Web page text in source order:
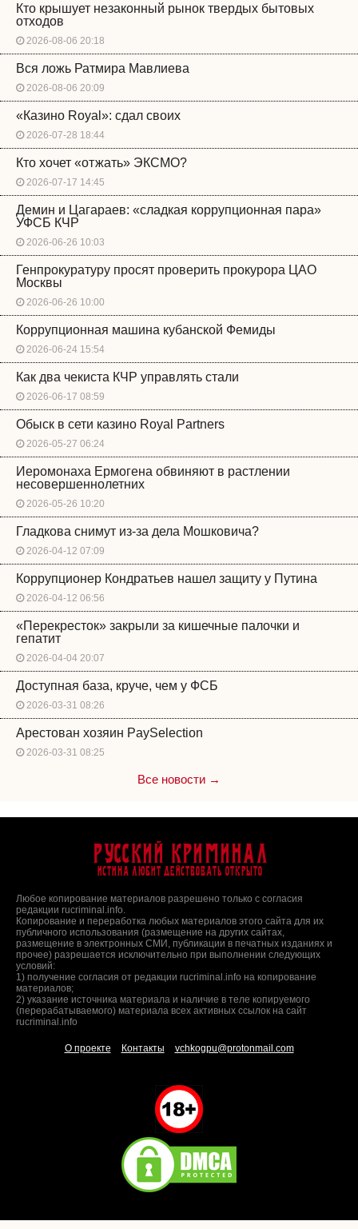
Кто крышует незаконный рынок твердых бытовых
отходов
2026-08-06 20:18
Вся ложь Ратмира Мавлиева
2026-08-06 20:09
«Казино Royal»: сдал своих
2026-07-28 18:44
Кто хочет «отжать» ЭКСМО?
2026-07-17 14:45
Демин и Цагараев: «сладкая коррупционная пара»
УФСБ КЧР
2026-06-26 10:03
Генпрокуратуру просят проверить прокурора ЦАО
Москвы
2026-06-26 10:00
Коррупционная машина кубанской Фемиды
2026-06-24 15:54
Как два чекиста КЧР управлять стали
2026-06-17 08:59
Обыск в сети казино Royal Partners
2026-05-27 06:24
Иеромонаха Ермогена обвиняют в растлении
несовершеннолетних
2026-05-26 10:20
Гладкова снимут из-за дела Мошковича?
2026-04-12 07:09
Коррупционер Кондратьев нашел защиту у Путина
2026-04-12 06:56
«Перекресток» закрыли за кишечные палочки и
гепатит
2026-04-04 20:07
Доступная база, круче, чем у ФСБ
2026-03-31 08:26
Арестован хозяин PaySelection
2026-03-31 08:25
Все новости →
Русский Криминал
Истина любит действовать открыто
Любое копирование материалов разрешено только с согласия
редакции rucriminal.info.
Копирование и переработка любых материалов этого сайта для их
публичного использования (размещение на других сайтах,
размещение в электронных СМИ, публикации в печатных изданиях и
прочее) разрешается исключительно при выполнении следующих
условий:
1) получение согласия от редакции rucriminal.info на копирование
материалов;
2) указание источника материала и наличие в теле копируемого
(перерабатываемого) материала всех активных ссылок на сайт
rucriminal.info
О проекте Контакты vchkogpu@protonmail.com